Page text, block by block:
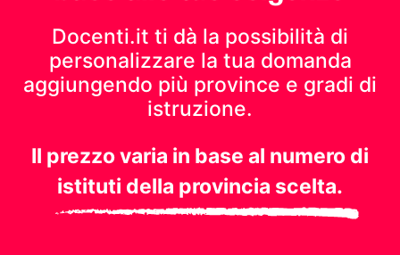
Docenti.it ti dà la possibilità di
personalizzare la tua domanda
aggiungendo più province e gradi di
istruzione.
Il prezzo varia in base al numero di
istituti della provincia scelta.